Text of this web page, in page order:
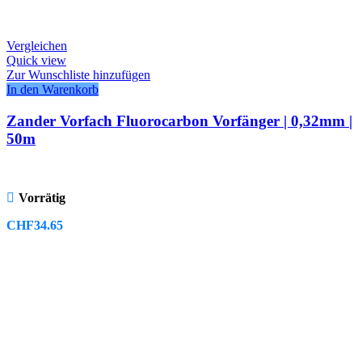
Vergleichen
Quick view
Zur Wunschliste hinzufügen
In den Warenkorb
Zander Vorfach Fluorocarbon Vorfänger | 0,32mm |
50m
Vorrätig
CHF34.65